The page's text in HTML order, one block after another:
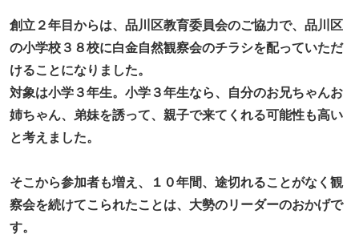
創立２年目からは、品川区教育委員会のご協力で、品川区
の小学校３８校に白金自然観察会のチラシを配っていただ
けることになりました。
対象は小学３年生。小学３年生なら、自分のお兄ちゃんお
姉ちゃん、弟妹を誘って、親子で来てくれる可能性も高い
と考えました。
そこから参加者も増え、１０年間、途切れることがなく観
察会を続けてこられたことは、大勢のリーダーのおかげで
す。